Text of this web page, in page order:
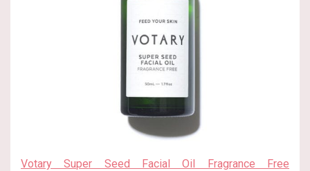
Votary Super Seed Facial Oil Fragrance Free